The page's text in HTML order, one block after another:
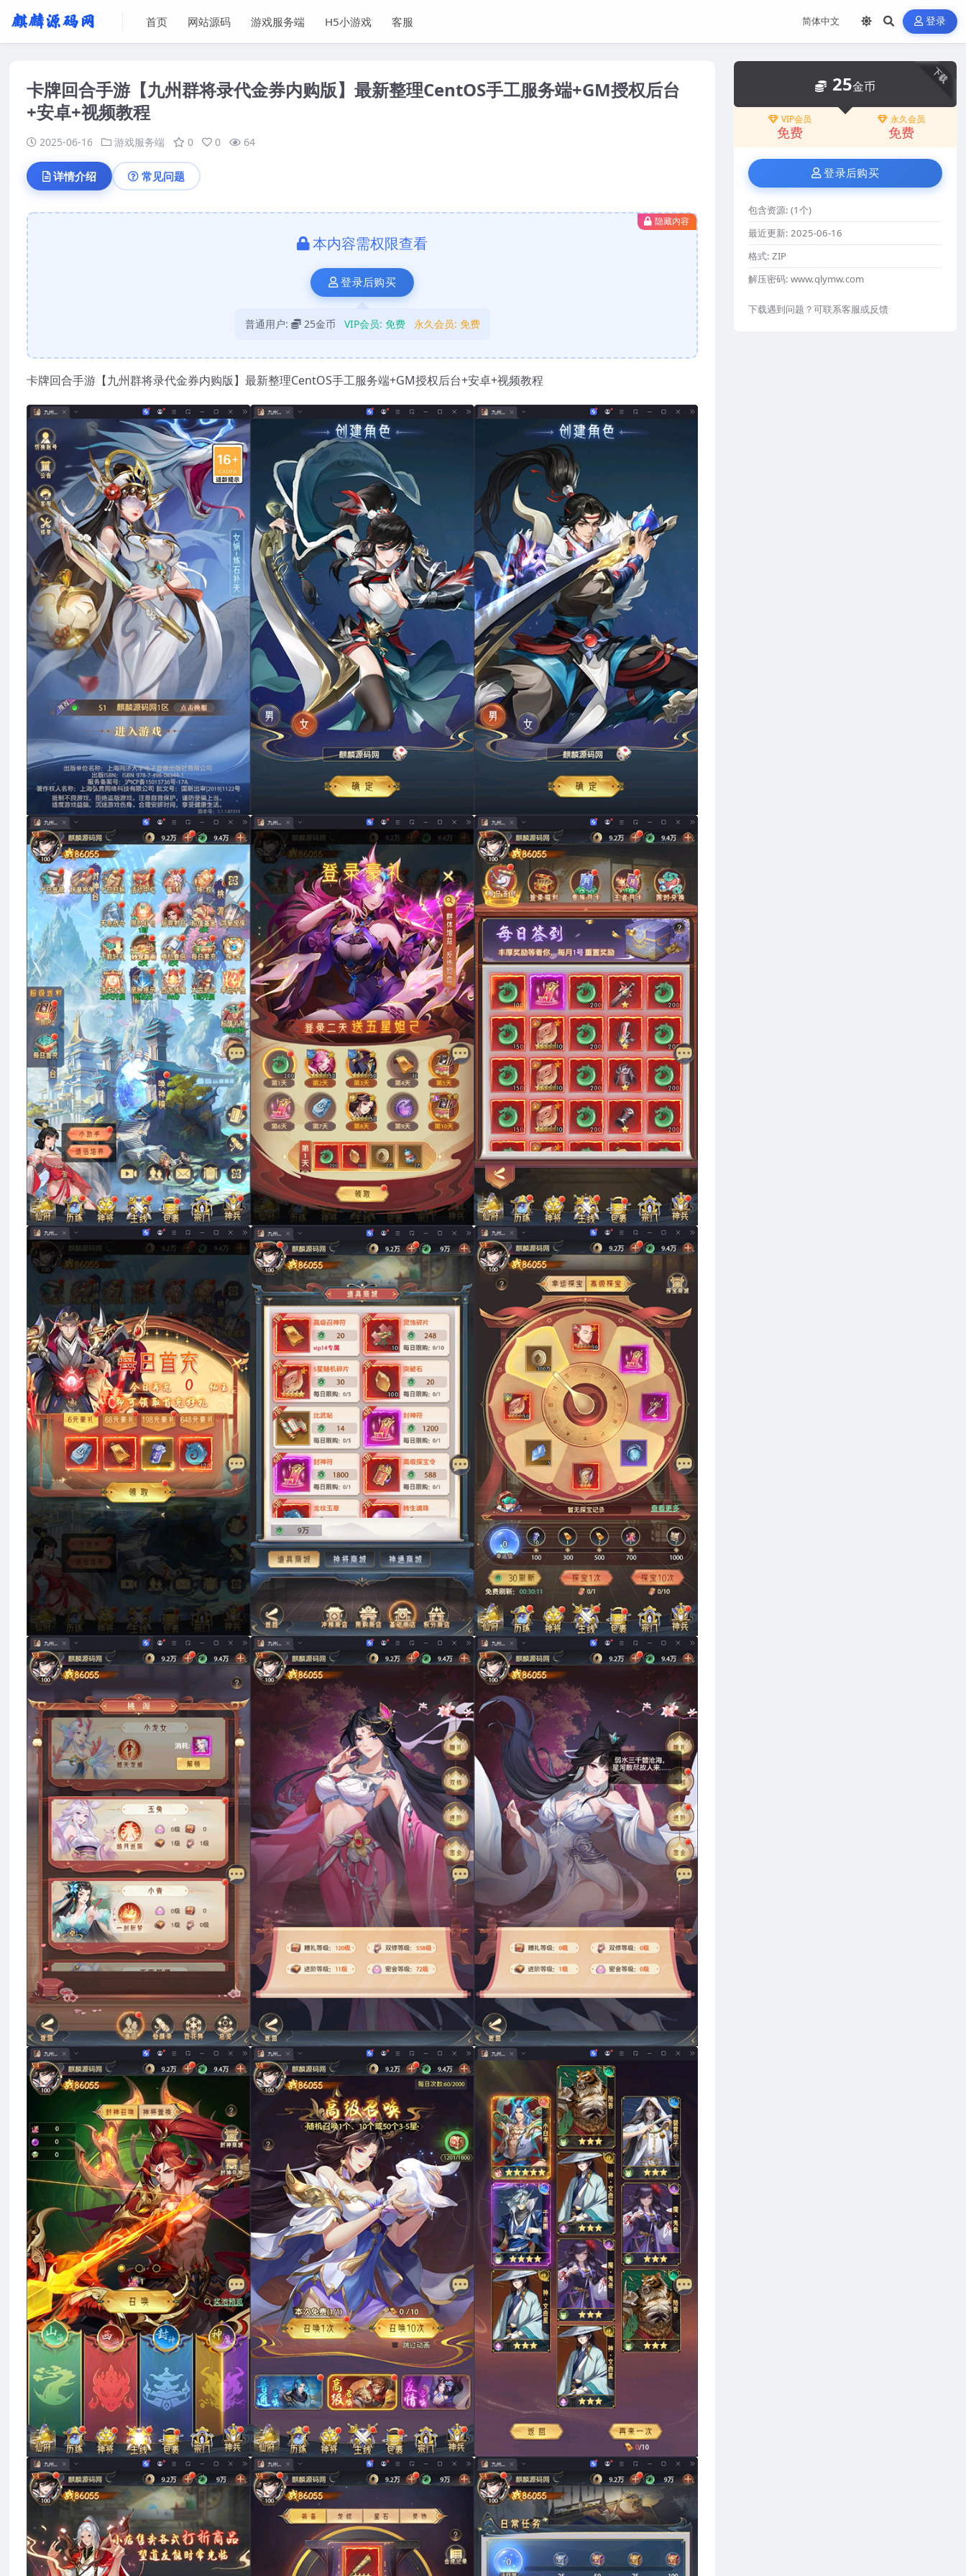
首页 网站源码 游戏服务端 H5小游戏 客服 登录
卡牌回合手游【九州群将录代金券内购版】最新整理CentOS手工服务端+GM授权后台
+安卓+视频教程
2025-06-16 游戏服务端 0 0 64
详情介绍 常见问题
隐藏内容
本内容需权限查看
登录后购买
普通用户: 25金币 VIP会员: 免费 永久会员: 免费
卡牌回合手游【九州群将录代金券内购版】最新整理CentOS手工服务端+GM授权后台+安卓+视频教程
下载
25金币
VIP会员
免费
永久会员
免费
登录后购买
包含资源: (1个)
最近更新: 2025-06-16
格式: ZIP
解压密码: www.qlymw.com
下载遇到问题？可联系客服或反馈